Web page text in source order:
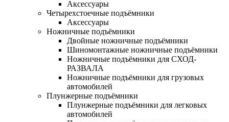
Аксессуары
Четырехстоечные подъёмники
Аксессуары
Ножничные подъёмники
Двойные ножничные подъёмники
Шиномонтажные ножничные подъёмники
Ножничные подъёмники для СХОД-
РАЗВАЛА
Ножничные подъёмники для грузовых
автомобилей
Плунжерные подъёмники
Плунжерные подъёмники для легковых
автомобилей